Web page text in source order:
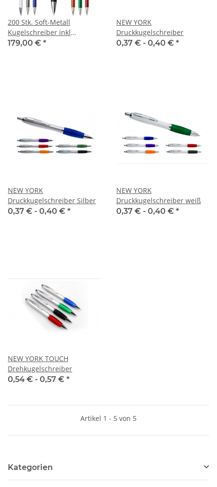
200 Stk. Soft-Metall
Kugelschreiber inkl
Lasergravur
179,00 € *
NEW YORK
Druckkugelschreiber
0,37 € - 0,40 € *
NEW YORK
Druckkugelschreiber Silber
0,37 € - 0,40 € *
NEW YORK
Druckkugelschreiber weiß
0,37 € - 0,40 € *
NEW YORK TOUCH
Drehkugelschreiber
0,54 € - 0,57 € *
Artikel 1 - 5 von 5
Kategorien